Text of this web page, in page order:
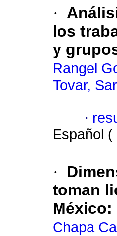
·
los
y
Rangel
Tovar,
·
Español (
·
toman
Chapa